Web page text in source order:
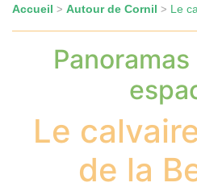
Accueil > Autour de Cornil > Le
Le
de la